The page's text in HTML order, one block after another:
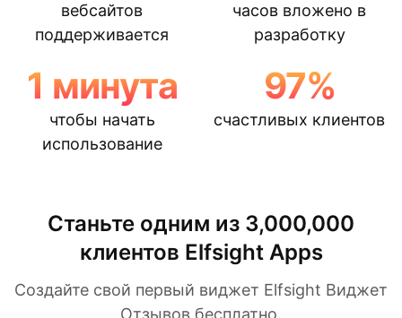
вебсайтов
поддерживается
часов вложено в
разработку
1 минута
чтобы начать
использование
97%
счастливых клиентов
Станьте одним из 3,000,000
клиентов Elfsight Apps
Создайте свой первый виджет Elfsight Виджет